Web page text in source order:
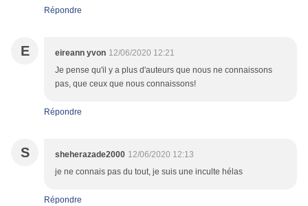
Répondre
E eireann yvon 12/06/2020 12:21
Je pense qu'il y a plus d'auteurs que nous ne connaissons
pas, que ceux que nous connaissons!
Répondre
S sheherazade2000 12/06/2020 12:13
je ne connais pas du tout, je suis une inculte hélas
Répondre